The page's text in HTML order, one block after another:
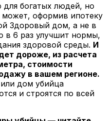
для богатых людей, но
может, оформив ипотеку
Здоровый дом, а не в
в 6 раз улучшит нормы,
здоровой среды. И
дороже, из расчета
стоимости
в вашем регионе.
дом убийца
и строятся по всей